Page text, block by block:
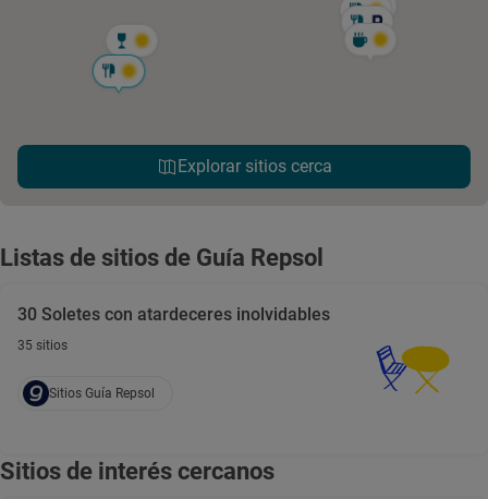
Explorar sitios cerca
Listas de sitios de Guía Repsol
30 Soletes con atardeceres inolvidables
35 sitios
Sitios Guía Repsol
Sitios de interés cercanos